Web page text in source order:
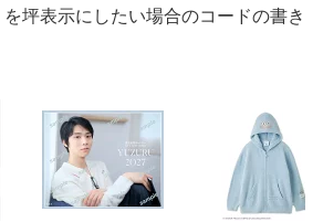
坪表示にしたい場合のコードの書き